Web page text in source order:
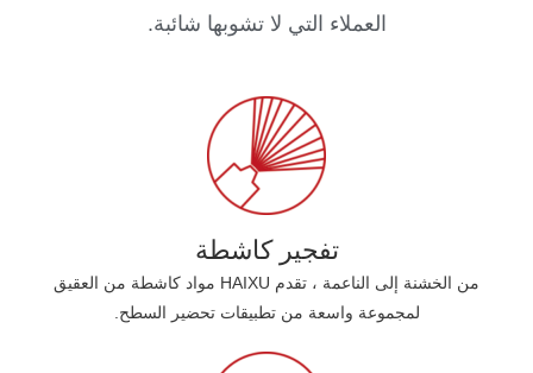
العملاء التي لا تشوبها شائبة.
تفجير كاشطة
من الخشنة إلى الناعمة ، تقدم HAIXU مواد كاشطة من العقيق
لمجموعة واسعة من تطبيقات تحضير السطح.